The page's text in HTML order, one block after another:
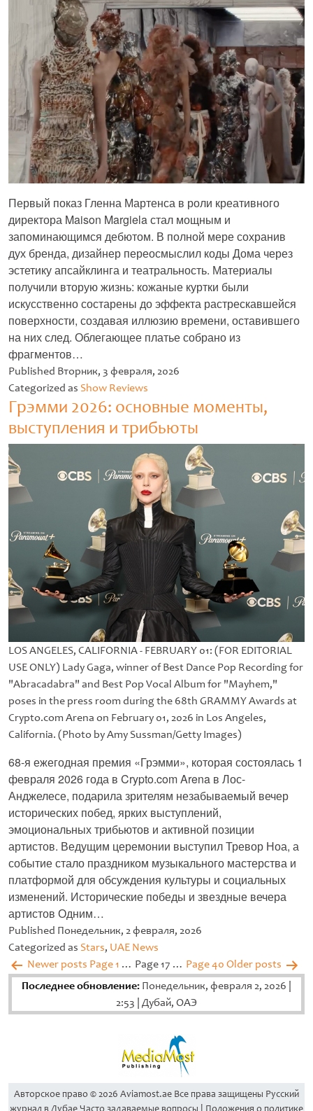
Первый показ Гленна Мартенса в роли креативного
директора Maison Margiela стал мощным и
запоминающимся дебютом. В полной мере сохранив
дух бренда, дизайнер переосмыслил коды Дома через
эстетику апсайклинга и театральность. Материалы
получили вторую жизнь: кожаные куртки были
искусственно состарены до эффекта растрескавшейся
поверхности, создавая иллюзию времени, оставившего
на них след. Облегающее платье собрано из
фрагментов…
Untitled
Published Вторник, 3 февраля, 2026
Categorized as Show Reviews
Грэмми 2026: основные моменты,
выступления и трибьюты
LOS ANGELES, CALIFORNIA - FEBRUARY 01: (FOR EDITORIAL
USE ONLY) Lady Gaga, winner of Best Dance Pop Recording for
"Abracadabra" and Best Pop Vocal Album for "Mayhem,"
poses in the press room during the 68th GRAMMY Awards at
Crypto.com Arena on February 01, 2026 in Los Angeles,
California. (Photo by Amy Sussman/Getty Images)
68-я ежегодная премия «Грэмми», которая состоялась 1
февраля 2026 года в Crypto.com Arena в Лос-
Анджелесе, подарила зрителям незабываемый вечер
исторических побед, ярких выступлений,
эмоциональных трибьютов и активной позиции
артистов. Ведущим церемонии выступил Тревор Ноа, а
событие стало праздником музыкального мастерства и
платформой для обсуждения культуры и социальных
изменений. Исторические победы и звездные вечера
артистов Одним…
Untitled
Published Понедельник, 2 февраля, 2026
Categorized as Stars, UAE News
Пагинация
записей
Newer posts Page 1 … Page 17 … Page 40 Older posts
Последнее обновление: Понедельник, февраля 2, 2026 |
2:53 | Дубай, ОАЭ
Aвторское право © 2026 Aviamost.ae Все права защищены Русский
журнал в Дубае Часто задаваемые вопросы | Положения о политике